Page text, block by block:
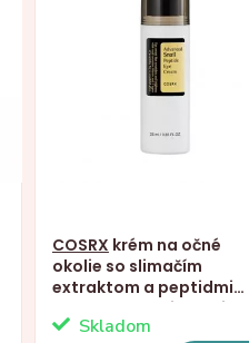
COSRX krém na očné
okolie so slimačím
extraktom a peptidmi
Advanced Snail Peptide
Eye Cream, 25ml
Skladom